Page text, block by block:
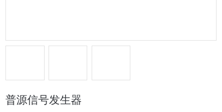
普源信号发生器